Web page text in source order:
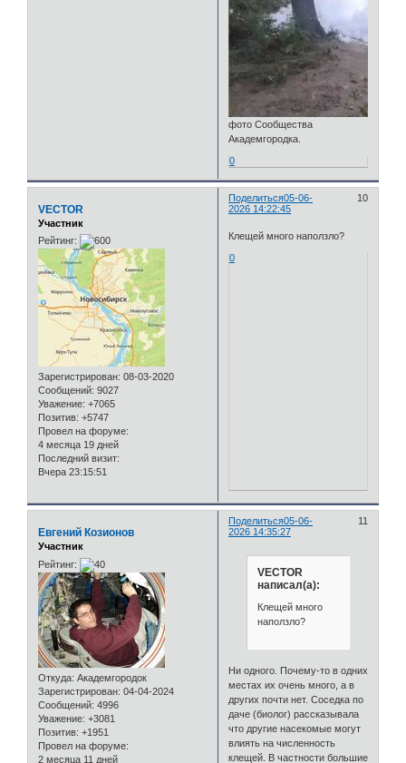
фото Сообщества
Академгородка.
0
Поделиться 10
05-06-
2026 14:22:45
VECTOR
Участник
Рейтинг:
Зарегистрирован: 08-03-2020
Сообщений: 9027
Уважение: +7065
Позитив: +5747
Провел на форуме:
4 месяца 19 дней
Последний визит:
Вчера 23:15:51
Клещей много наползло?
0
Поделиться 11
05-06-
2026 14:35:27
Евгений Козионов
Участник
Рейтинг:
Откуда: Академгородок
Зарегистрирован: 04-04-2024
Сообщений: 4996
Уважение: +3081
Позитив: +1951
Провел на форуме:
2 месяца 11 дней
VECTOR
написал(а):
Клещей много
наползло?
Ни одного. Почему-то в одних
местах их очень много, а в
других почти нет. Соседка по
даче (биолог) рассказывала
что другие насекомые могут
влиять на численность
клещей. В частности большие